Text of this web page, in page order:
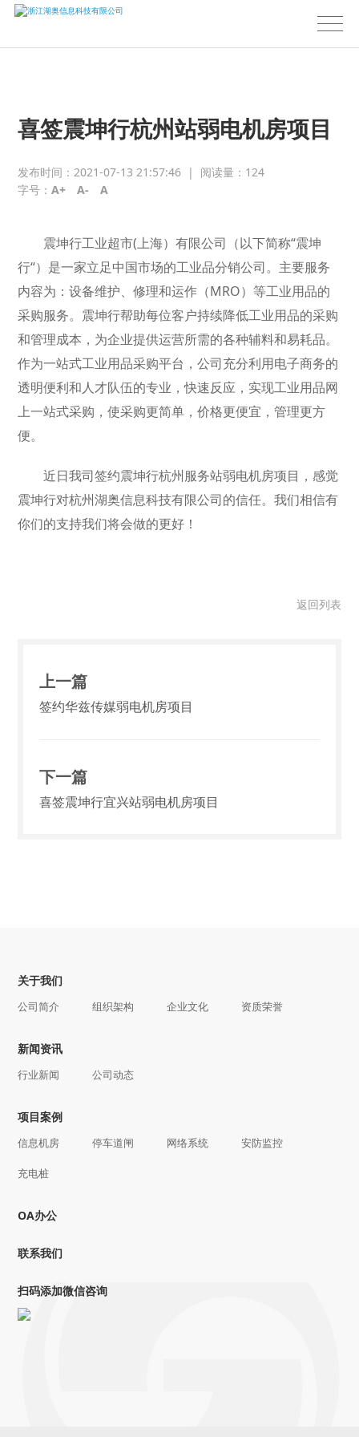
喜签震坤行杭州站弱电机房项目
发布时间：2021-07-13 21:57:46 | 阅读量： 124
字号：A+ A- A
震坤行工业超市(上海）有限公司（以下简称“震坤
行“）是一家立足中国市场的工业品分销公司。主要服务
内容为：设备维护、修理和运作（MRO）等工业用品的
采购服务。震坤行帮助每位客户持续降低工业用品的采购
和管理成本，为企业提供运营所需的各种辅料和易耗品。
作为一站式工业用品采购平台，公司充分利用电子商务的
透明便利和人才队伍的专业，快速反应，实现工业用品网
上一站式采购，使采购更简单，价格更便宜，管理更方
便。
近日我司签约震坤行杭州服务站弱电机房项目，感觉
震坤行对杭州湖奥信息科技有限公司的信任。我们相信有
你们的支持我们将会做的更好！
返回列表
上一篇
签约华兹传媒弱电机房项目
下一篇
喜签震坤行宜兴站弱电机房项目
关于我们
公司简介 组织架构 企业文化 资质荣誉
新闻资讯
行业新闻 公司动态
项目案例
信息机房 停车道闸 网络系统 安防监控
充电桩
OA办公
联系我们
扫码添加微信咨询